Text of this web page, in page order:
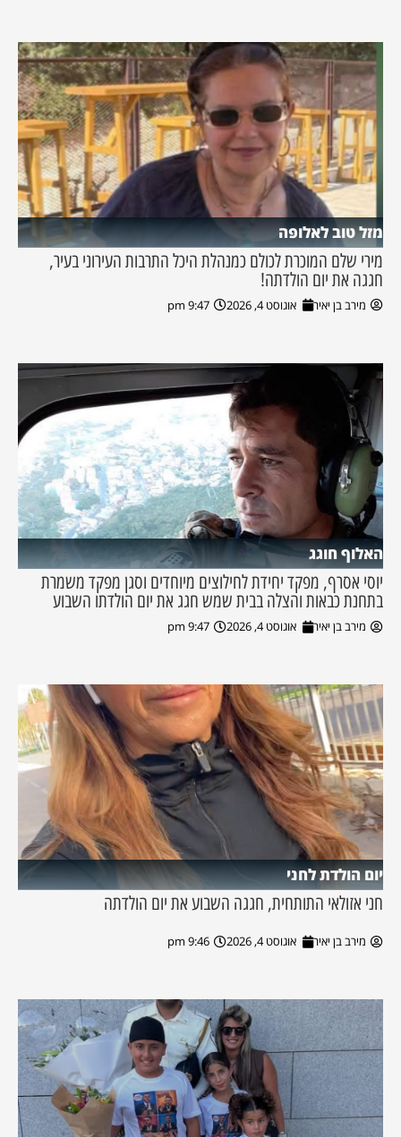
מזל טוב לאלופה
מירי שלם המוכרת לכולם כמנהלת היכל התרבות העירוני בעיר,
חגגה את יום הולדתה!
מירב בן יאיר אוגוסט 4, 2026 9:47 pm
האלוף חוגג
יוסי אסרף, מפקד יחידת לחילוצים מיוחדים וסגן מפקד משמרת
בתחנת כבאות והצלה בבית שמש חגג את יום הולדתו השבוע
מירב בן יאיר אוגוסט 4, 2026 9:47 pm
יום הולדת לחני
חני אזולאי התותחית, חגגה השבוע את יום הולדתה
מירב בן יאיר אוגוסט 4, 2026 9:46 pm